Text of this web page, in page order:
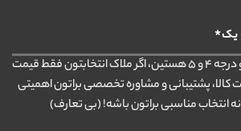
یک*
اگر دنبال کالاهای فیک و درجه ۴ و ۵ هستین، اگر ملاک انتخابتون فقط قیمت
کالا، پشتیبانی و مشاوره تخصصی براتون اهمیتی
انتخاب مناسبی براتون باشه! (بی تعارف)